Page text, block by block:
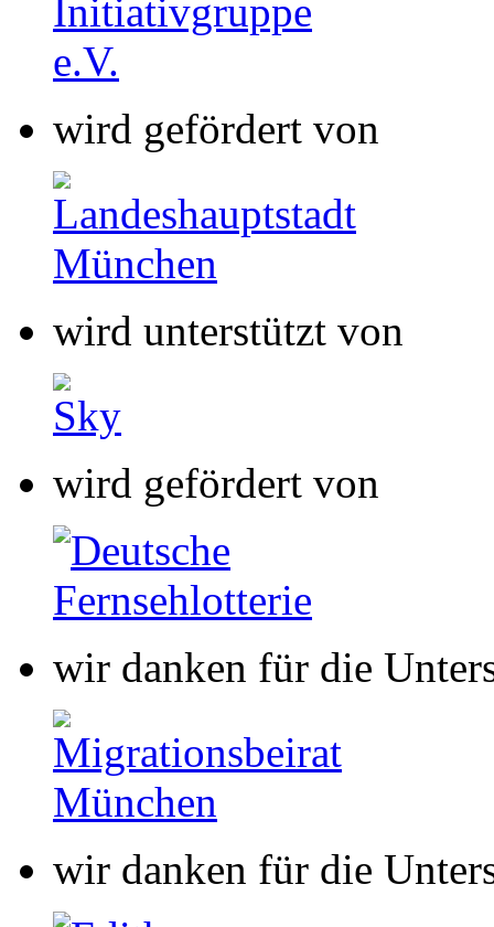
wird unterstützt von
wird gefördert von
wir danken für die
wir danken für die
wir danken für die